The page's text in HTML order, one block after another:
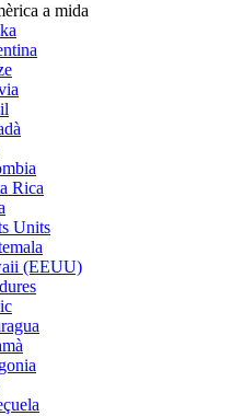
a mida
Rica
Units
(EEUU)